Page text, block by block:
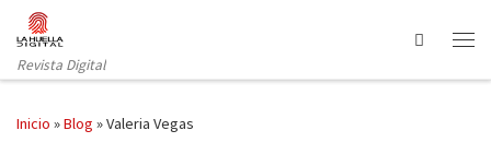
Saltar al contenido
Revista Digital
Search
Inicio »Blog »Valeria Vegas